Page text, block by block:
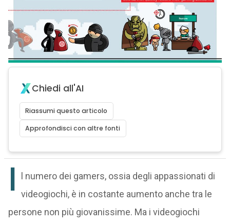
Chiedi all'AI
Riassumi questo articolo
Approfondisci con altre fonti
I
l numero dei gamers, ossia degli appassionati di
videogiochi, è in costante aumento anche tra le
persone non più giovanissime. Ma i videogiochi